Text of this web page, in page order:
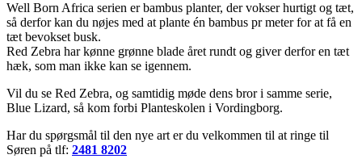
Well Born Africa serien er bambus planter, der vokser hurtigt og tæt,
så derfor kan du nøjes med at plante én bambus pr meter for at få en
tæt bevokset busk.
Red Zebra har kønne grønne blade året rundt og giver derfor en tæt
hæk, som man ikke kan se igennem.
Vil du se Red Zebra, og samtidig møde dens bror i samme serie,
Blue Lizard, så kom forbi Planteskolen i Vordingborg.
Har du spørgsmål til den nye art er du velkommen til at ringe til
Søren på tlf: 2481 8202